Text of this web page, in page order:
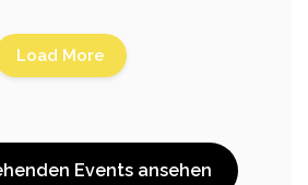
Load More
Events ansehen